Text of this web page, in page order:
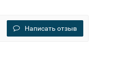
Написать отзыв